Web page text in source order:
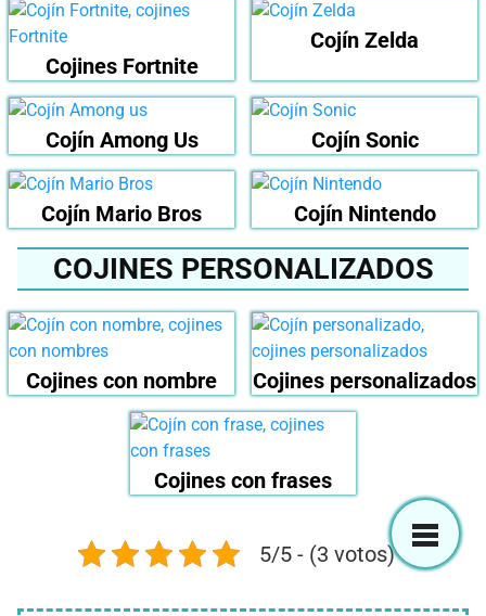
Cojines Fortnite
Cojín Zelda
Cojín Among Us Cojín Sonic
Cojín Mario Bros Cojín Nintendo
COJINES PERSONALIZADOS
Cojines con nombre Cojines personalizados
Cojines con frases
5/5 - (3 votos)